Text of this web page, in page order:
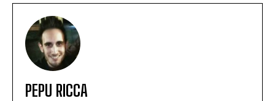
PEPU RICCA